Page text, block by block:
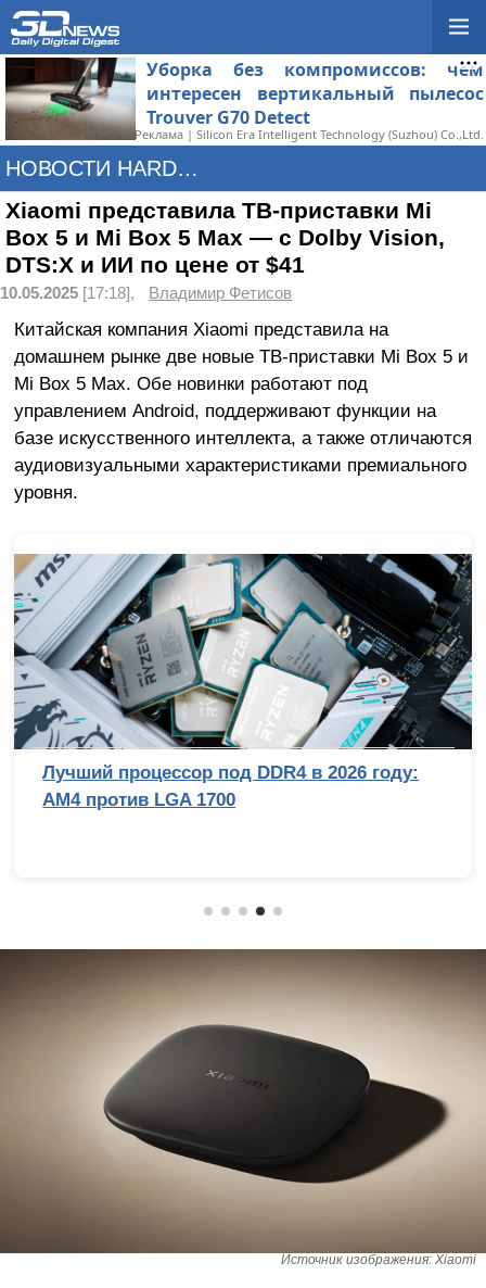
Уборка без компромиссов: чем
интересен вертикальный пылесос
Trouver G70 Detect
Реклама | Silicon Era Intelligent Technology (Suzhou) Co.,Ltd.
НОВОСТИ HARDWARE
Xiaomi представила ТВ-приставки Mi
Box 5 и Mi Box 5 Max — с Dolby Vision,
DTS:X и ИИ по цене от $41
10.05.2025 [17:18], Владимир Фетисов
Китайская компания Xiaomi представила на
домашнем рынке две новые ТВ-приставки Mi Box 5 и
Mi Box 5 Max. Обе новинки работают под
управлением Android, поддерживают функции на
базе искусственного интеллекта, а также отличаются
аудиовизуальными характеристиками премиального
уровня.
Лучший процессор под DDR4 в 2026 году:
AM4 против LGA 1700
Источник изображения: Xiaomi